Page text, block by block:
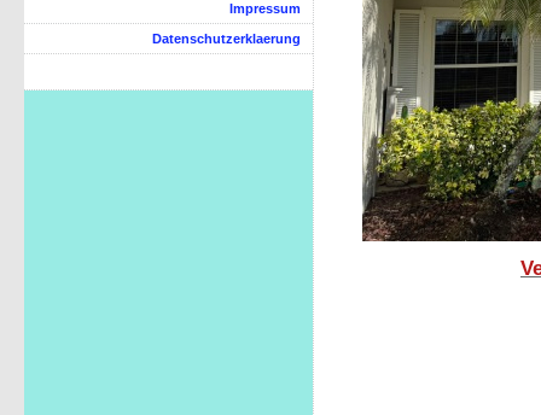
Impressum
Datenschutzerklaerung